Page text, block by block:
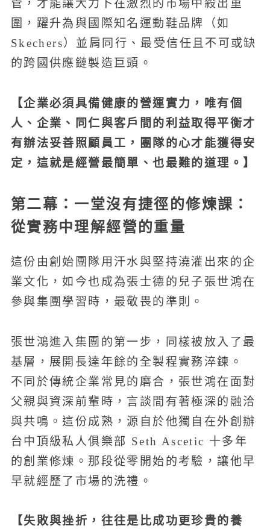
管，才能讓大力卜在激烈的市場中殺出重
圍，躍升為與國際知名運動鞋品牌（如
Skechers）並肩同行、最受信任且不可或缺
的跨國供應鏈製造巨頭。
【企業必須具備健康的營運實力，唯有個
人、企業、同仁與客戶間的利益取得平衡才
有辦法妥善照顧員工，團隊的心才能獲得安
定，這就是經營最簡單、也最難的道理。】
第二幕：一堂沒有捷徑的修煉課：
從實務中理解經營的重量
這份由創始團隊用汗水與堅持澆灌出來的企
業文化，如今也成為張士德的兒子張世鴻在
參與集團學習時，最敬畏的準則。
張世鴻進入集團的第一步，同樣被放入了最
基層，展開長達年餘的全製程實務淬鍊。
不同於傳統企業常見的磨合，張世鴻在面對
父親與資深前輩時，言談間有著極深的融洽
與共鳴。這份成熟，源自於他獨自在外創辦
台中頂級私人俱樂部 Seth Ascetic 十多年
的創業修煉。那段從零開始的考驗，讓他早
早就經歷了市場的洗禮。
【失敗與挫折，往往是比成功更珍貴的養